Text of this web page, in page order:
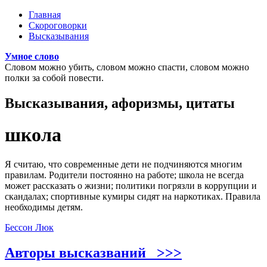
Перейти к основному содержанию
Главное меню
Главная
Скороговорки
Высказывания
Умное слово
Словом можно убить, словом можно спасти, словом можно
полки за собой повести.
Высказывания, афоризмы, цитаты
школа
Я считаю, что современные дети не подчиняются многим
правилам. Родители постоянно на работе; школа не всегда
может рассказать о жизни; политики погрязли в коррупции и
скандалах; спортивные кумиры сидят на наркотиках. Правила
необходимы детям.
Бессон Люк
Авторы высказваний >>>